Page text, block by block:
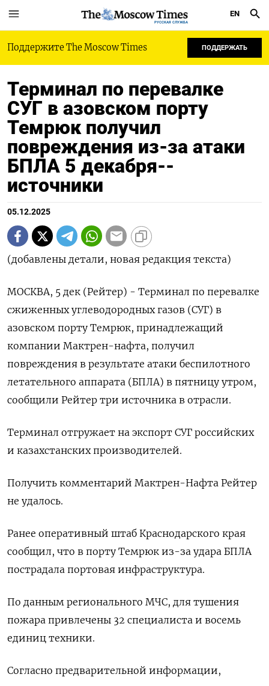
РУССКАЯ СЛУЖБА
EN
Поддержите The Moscow Times ПОДДЕРЖАТЬ
Терминал по перевалке
СУГ в азовском порту
Темрюк получил
повреждения из-за атаки
БПЛА 5 декабря--
источники
05.12.2025
(добавлены детали, новая редакция текста)
МОСКВА, 5 дек (Рейтер) - Терминал по перевалке
сжиженных углеводородных газов (СУГ) в
азовском порту Темрюк, принадлежащий
компании Мактрен-нафта, получил
повреждения в результате атаки беспилотного
летательного аппарата (БПЛА) в пятницу утром,
сообщили Рейтер три источника в отрасли.
Терминал отгружает на экспорт СУГ российских
и казахстанских производителей.
Получить комментарий Мактрен-Нафта Рейтер
не удалось.
Ранее оперативный штаб Краснодарского края
сообщил, что в порту Темрюк из-за удара БПЛА
пострадала портовая инфраструктура.
По данным регионального МЧС, для тушения
пожара привлечены 32 специалиста и восемь
единиц техники.
Согласно предварительной информации,